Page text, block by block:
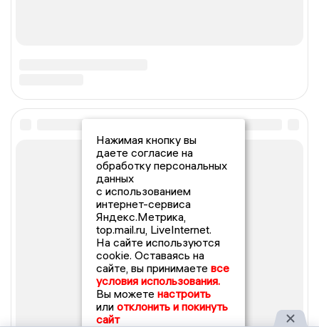
Нажимая кнопку вы
даете согласие на
обработку персональных
данных
с использованием
интернет-сервиса
Яндекс.Метрика,
top.mail.ru, LiveInternet.
На сайте используются
cookie. Оставаясь на
сайте, вы принимаете все
условия использования.
Вы можете настроить
или отклонить и покинуть
сайт